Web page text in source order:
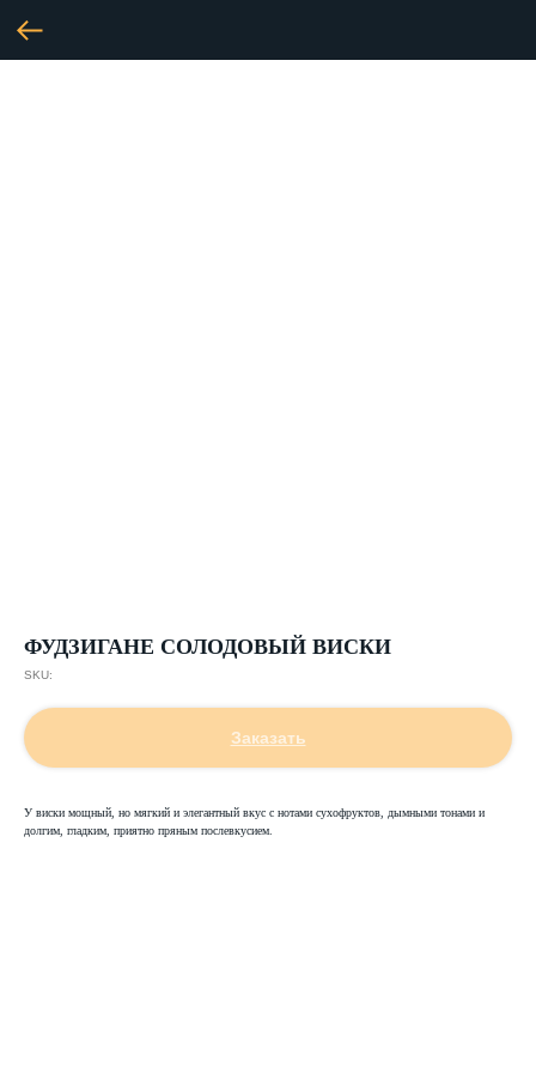
ФУДЗИГАНЕ СОЛОДОВЫЙ ВИСКИ
SKU:
Заказать
У виски мощный, но мягкий и элегантный вкус с нотами сухофруктов, дымными тонами и
долгим, гладким, приятно пряным послевкусием.